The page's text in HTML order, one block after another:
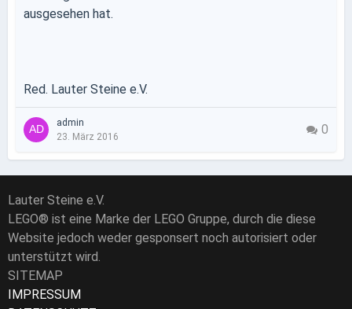
ausgesehen hat.
Red. Lauter Steine e.V.
admin
23. März 2016
0
Lauter Steine e.V.
LEGO® ist eine Marke der LEGO Gruppe, durch die diese
Website jedoch weder gesponsert noch autorisiert oder
unterstützt wird.
SITEMAP
IMPRESSUM